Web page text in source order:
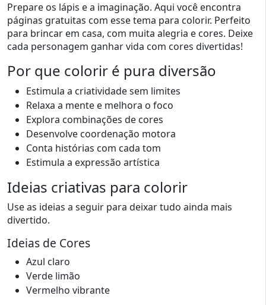
Prepare os lápis e a imaginação. Aqui você encontra
páginas gratuitas com esse tema para colorir. Perfeito
para brincar em casa, com muita alegria e cores. Deixe
cada personagem ganhar vida com cores divertidas!
Por que colorir é pura diversão
Estimula a criatividade sem limites
Relaxa a mente e melhora o foco
Explora combinações de cores
Desenvolve coordenação motora
Conta histórias com cada tom
Estimula a expressão artística
Ideias criativas para colorir
Use as ideias a seguir para deixar tudo ainda mais
divertido.
Ideias de Cores
Azul claro
Verde limão
Vermelho vibrante